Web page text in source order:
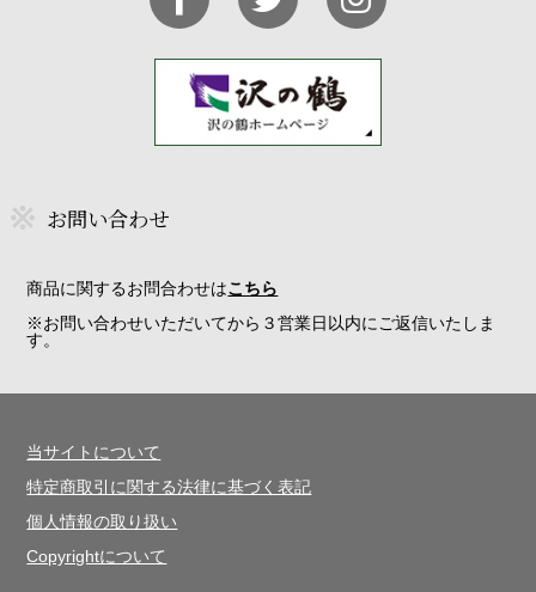
お問い合わせ
商品に関するお問合わせはこちら
※お問い合わせいただいてから３営業日以内にご返信いたしま
す。
当サイトについて
特定商取引に関する法律に基づく表記
個人情報の取り扱い
Copyrightについて